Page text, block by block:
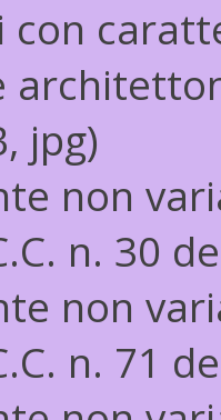
con
jpg)
non
n. 30
non
n. 71